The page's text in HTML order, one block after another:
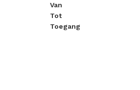
Van
Tot
Toegang